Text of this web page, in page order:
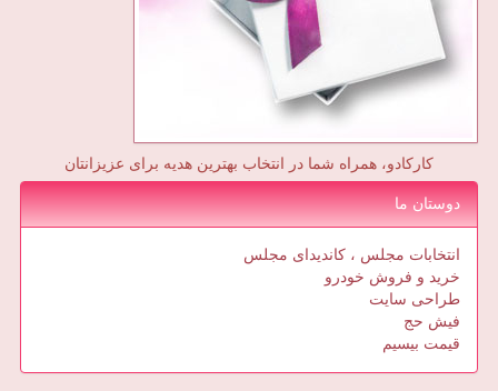
کارکادو، همراه شما در انتخاب بهترین هدیه برای عزیزانتان
دوستان ما
انتخابات مجلس ، کاندیدای مجلس
خرید و فروش خودرو
طراحی سایت
فیش حج
قیمت بیسیم